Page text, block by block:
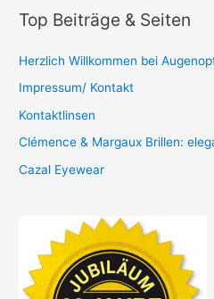
Top Beiträge & Seiten
Herzlich Willkommen bei
Impressum/ Kontakt
Kontaktlinsen
Clémence & Margaux Brillen:
Cazal Eyewear